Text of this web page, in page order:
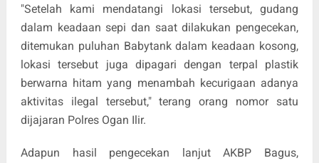
"Setelah kami mendatangi lokasi tersebut, gudang
dalam keadaan sepi dan saat dilakukan pengecekan,
ditemukan puluhan Babytank dalam keadaan kosong,
lokasi tersebut juga dipagari dengan terpal plastik
berwarna hitam yang menambah kecurigaan adanya
aktivitas ilegal tersebut," terang orang nomor satu
dijajaran Polres Ogan Ilir.
Adapun hasil pengecekan lanjut AKBP Bagus,